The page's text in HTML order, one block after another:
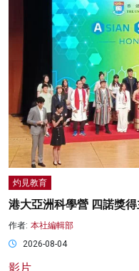
灼見教育
港大亞洲科學營 四諾獎
作者: 本社編輯部
2026-08-04
影片